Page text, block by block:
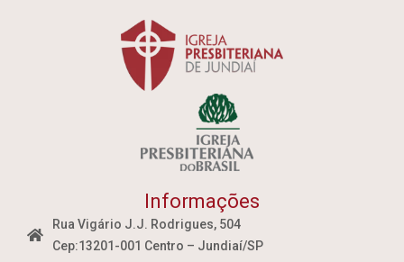
Informações
Rua Vigário J.J. Rodrigues, 504
Cep:13201-001 Centro – Jundiaí/SP